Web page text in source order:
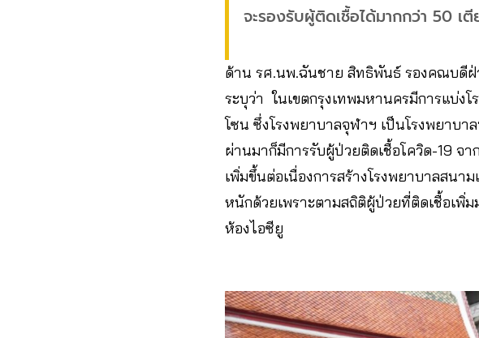
จะรองรับผู้ติดเชื้อได้มากกว่า 50 ​เตี
ด้าน ร​ศ.นพ.ฉันชาย​ สิทธิพันธ์​ รองคณบดี
ระบุว่า​ ในเขตกรุงเทพมหานครมีการแบ่ง
โซน​ ซึ่งโรงพยาบาลจุฬาฯ เป็นโรงพยาบ
ผ่านมาก็มีการรับผู้ป่วยติดเชื้อโควิด-19 จ
เพิ่มขึ้นต่อเนื่องการสร้างโรงพยาบาลสนา
หนักด้วย​เพราะตามสถิติผู้ป่วยที่ติดเชื้อเพิ่
ห้องไอซียู